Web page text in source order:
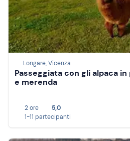
Longare, Vicenza
Passeggiata con gli alpaca
e merenda
2 ore
5,0
1-11 partecipanti